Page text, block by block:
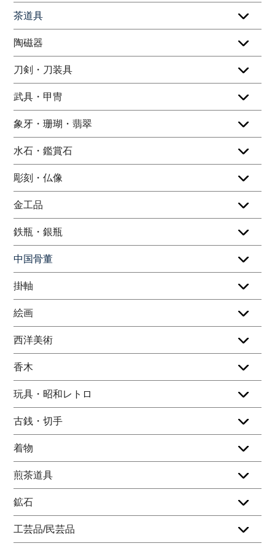
茶道具
陶磁器
刀剣・刀装具
武具・甲冑
象牙・珊瑚・翡翠
水石・鑑賞石
彫刻・仏像
金工品
鉄瓶・銀瓶
中国骨董
掛軸
絵画
西洋美術
香木
玩具・昭和レトロ
古銭・切手
着物
煎茶道具
鉱石
工芸品/民芸品